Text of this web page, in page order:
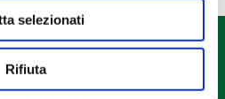
selezionati
Rifiuta